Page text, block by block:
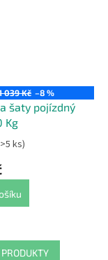
039 Kč –8 %
šaty pojízdný
Kg
ks)